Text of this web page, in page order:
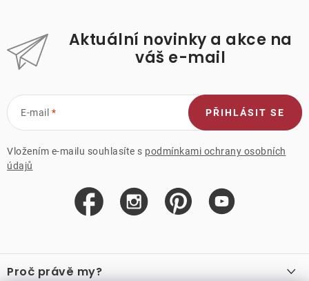
Aktuální novinky a akce na
váš e-mail
E-mail
Vložením e-mailu souhlasíte s podmínkami ochrany osobních
údajů
PŘIHLÁSIT SE
á
Proč právě my?